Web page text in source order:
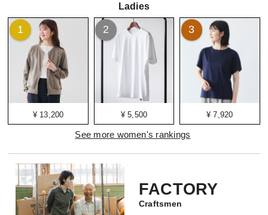
Ladies
¥ 13,200
1
¥ 5,500
2
¥ 7,920
3
See more women's rankings
FACTORY
Craftsmen